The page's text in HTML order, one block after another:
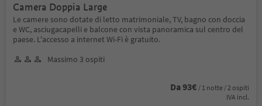
Camera Doppia Large
Le camere sono dotate di letto matrimoniale, TV, bagno con doccia
e WC, asciugacapelli e balcone con vista panoramica sul centro del
paese. L'accesso a internet Wi-Fi è gratuito.
Massimo 3 ospiti
Da 93€ / 1 notte / 2 ospiti
IVA incl.